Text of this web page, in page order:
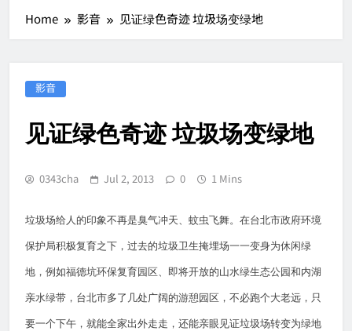
Home 影音 见证绿色奇迹 垃圾场变绿地
影音
见证绿色奇迹 垃圾场变绿地
0343cha Jul 2, 2013 0 1 Mins
垃圾场给人的印象不再是臭气冲天、蚊虫飞舞。在台北市政府环境
保护局积极复育之下，过去的垃圾卫生掩埋场一一变身为休闲绿
地，例如福德坑环保复育园区、即将开放的山水绿生态公园和内湖
亲水绿带，台北市多了几处广阔的游憩园区，不必跑个大老远，只
要一个下午，就能全家出外走走，还能亲眼见证垃圾场转变为绿地